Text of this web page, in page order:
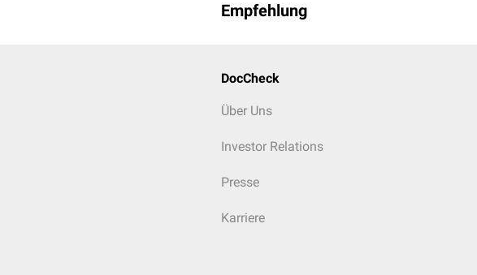
Empfehlung
DocCheck
Über Uns
Investor Relations
Presse
Karriere